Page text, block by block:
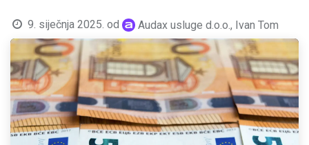
9. siječnja 2025. od Audax usluge d.o.o., Ivan Tom